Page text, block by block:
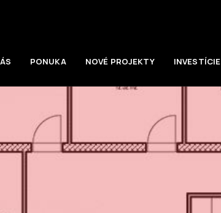
PONUKA NOVÉ PROJEKTY INVESTÍCIE